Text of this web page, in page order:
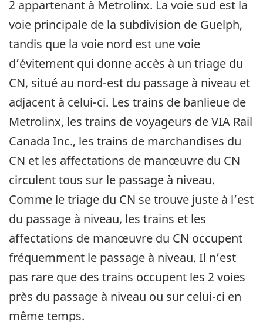
2 appartenant à Metrolinx. La voie sud est la
voie principale de la subdivision de Guelph,
tandis que la voie nord est une voie
d’évitement qui donne accès à un triage du
CN, situé au nord-est du passage à niveau et
adjacent à celui-ci. Les trains de banlieue de
Metrolinx, les trains de voyageurs de VIA Rail
Canada Inc., les trains de marchandises du
CN et les affectations de manœuvre du CN
circulent tous sur le passage à niveau.
Comme le triage du CN se trouve juste à l’est
du passage à niveau, les trains et les
affectations de manœuvre du CN occupent
fréquemment le passage à niveau. Il n’est
pas rare que des trains occupent les 2 voies
près du passage à niveau ou sur celui-ci en
même temps.